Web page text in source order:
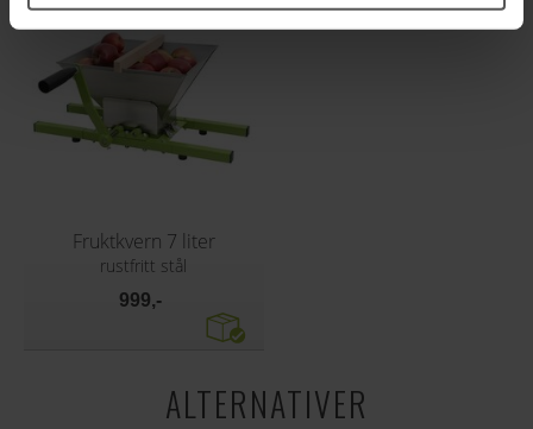
Fruktkvern 7 liter
rustfritt stål
999,-
ALTERNATIVER